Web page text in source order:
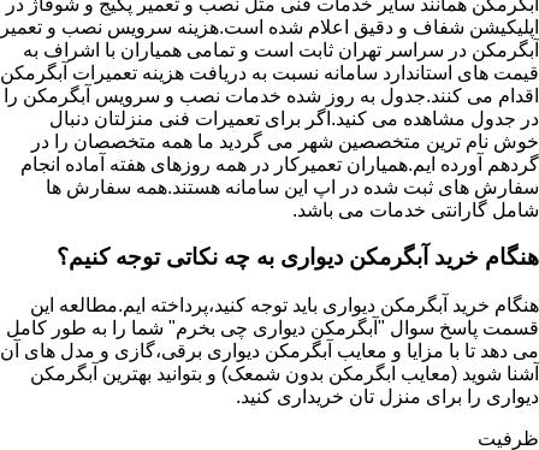
آبگرمکن همانند سایر خدمات فنی مثل نصب و تعمیر پکیج و شوفاژ در
اپلیکیشن شفاف و دقیق اعلام شده است.هزینه سرویس نصب و تعمیر
آبگرمکن در سراسر تهران ثابت است و تمامی همیاران با اشراف به
قیمت های استاندارد سامانه نسبت به دریافت هزینه تعمیرات آبگرمکن
اقدام می کنند.جدول به روز شده خدمات نصب و سرویس آبگرمکن را
در جدول مشاهده می کنید.اگر برای تعمیرات فنی منزلتان دنبال
خوش نام ترین متخصصین شهر می گردید ما همه متخصصان را در
گردهم آورده ایم.همیاران تعمیرکار در همه روزهای هفته آماده انجام
سفارش های ثبت شده در اپ این سامانه هستند.همه سفارش ها
شامل گارانتی خدمات می باشد.
هنگام خرید آبگرمکن دیواری به چه نکاتی توجه کنیم؟
هنگام خرید آبگرمکن دیواری باید توجه کنید،پرداخته ایم.مطالعه این
قسمت پاسخ سوال "آبگرمکن دیواری چی بخرم" شما را به طور کامل
می دهد تا با مزایا و معایب آبگرمکن دیواری برقی،گازی و مدل های آن
آشنا شوید (معایب ابگرمکن بدون شمعک) و بتوانید بهترین آبگرمکن
دیواری را برای منزل تان خریداری کنید.
ظرفیت